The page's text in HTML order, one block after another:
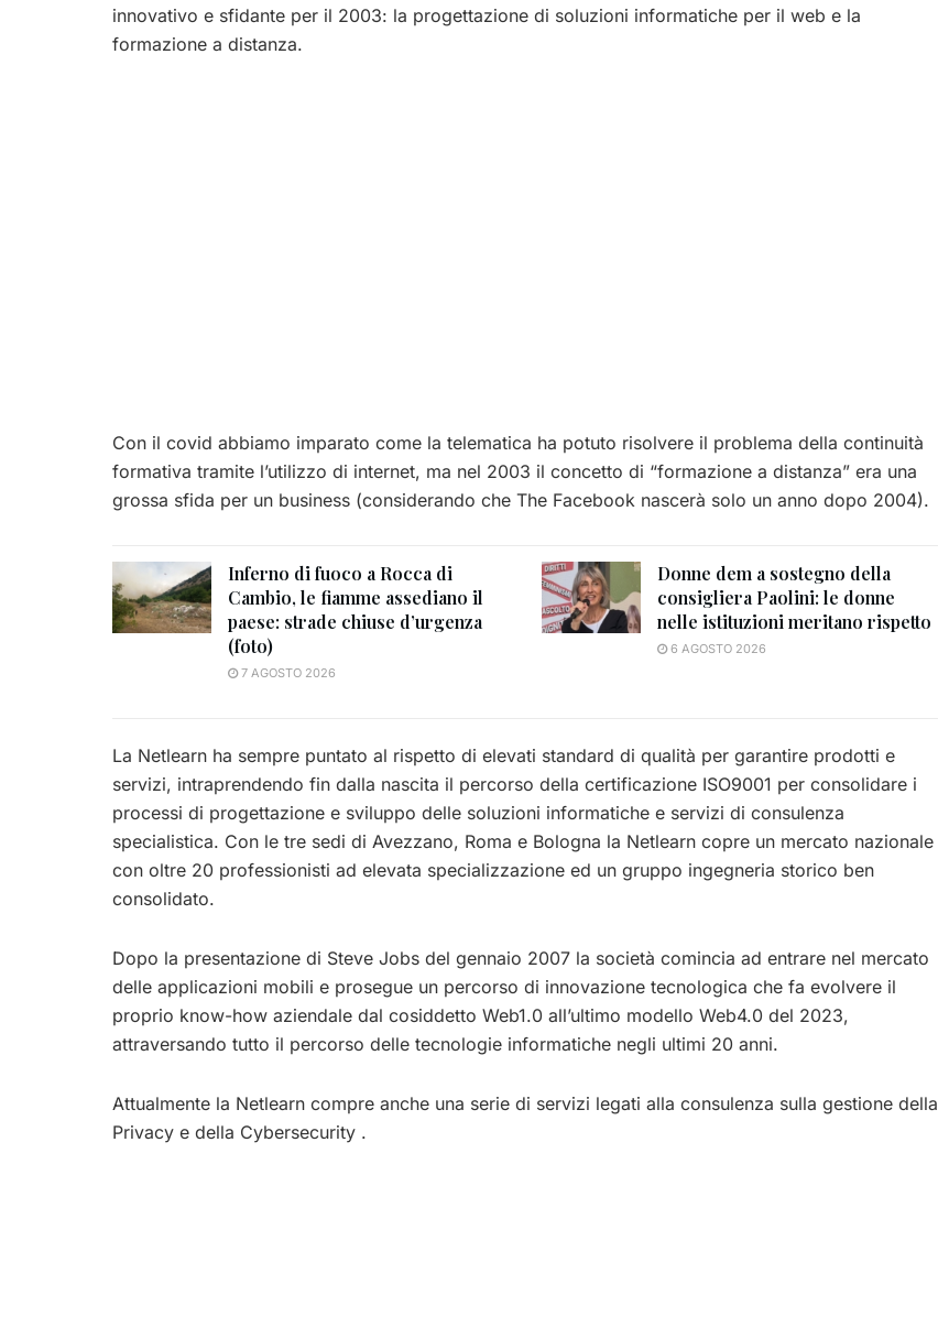
innovativo e sfidante per il 2003: la progettazione di soluzioni informatiche per il web e la
formazione a distanza.
Con il covid abbiamo imparato come la telematica ha potuto risolvere il problema della continuità
formativa tramite l’utilizzo di internet, ma nel 2003 il concetto di “formazione a distanza” era una
grossa sfida per un business (considerando che The Facebook nascerà solo un anno dopo 2004).
Inferno di fuoco a Rocca di
Cambio, le fiamme assediano il
paese: strade chiuse d’urgenza
(foto)
7 AGOSTO 2026
Donne dem a sostegno della
consigliera Paolini: le donne
nelle istituzioni meritano rispetto
6 AGOSTO 2026
La Netlearn ha sempre puntato al rispetto di elevati standard di qualità per garantire prodotti e
servizi, intraprendendo fin dalla nascita il percorso della certificazione ISO9001 per consolidare i
processi di progettazione e sviluppo delle soluzioni informatiche e servizi di consulenza
specialistica. Con le tre sedi di Avezzano, Roma e Bologna la Netlearn copre un mercato nazionale
con oltre 20 professionisti ad elevata specializzazione ed un gruppo ingegneria storico ben
consolidato.
Dopo la presentazione di Steve Jobs del gennaio 2007 la società comincia ad entrare nel mercato
delle applicazioni mobili e prosegue un percorso di innovazione tecnologica che fa evolvere il
proprio know-how aziendale dal cosiddetto Web1.0 all’ultimo modello Web4.0 del 2023,
attraversando tutto il percorso delle tecnologie informatiche negli ultimi 20 anni.
Attualmente la Netlearn compre anche una serie di servizi legati alla consulenza sulla gestione della
Privacy e della Cybersecurity .